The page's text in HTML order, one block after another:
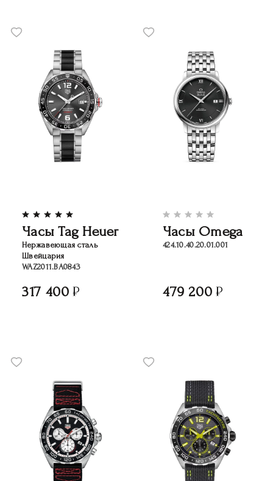
Часы Tag Heuer
Нержавеющая сталь
Швейцария
WAZ2011.BA0843
317 400
Часы Omega
424.10.40.20.01.001
479 200